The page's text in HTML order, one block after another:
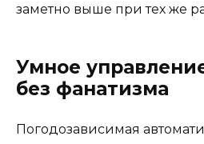
заметно выше при тех же
Умное
без фанатизма
Погодозависимая